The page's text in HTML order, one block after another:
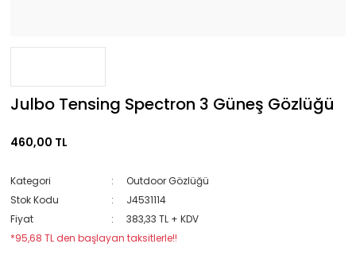
Julbo Tensing Spectron 3 Güneş Gözlüğü
460,00 TL
Kategori
Outdoor Gözlüğü
Stok Kodu
J4531114
Fiyat
383,33 TL + KDV
*95,68 TL den başlayan taksitlerle!!